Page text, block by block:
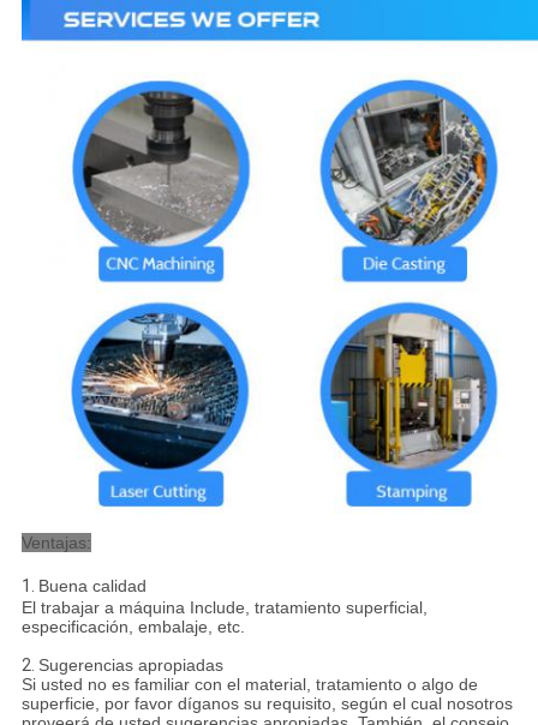
Ventajas:
1. Buena calidad
El trabajar a máquina Include, tratamiento superficial,
especificación, embalaje, etc.
2. Sugerencias apropiadas
Si usted no es familiar con el material, tratamiento o algo de
superficie, por favor díganos su requisito, según el cual nosotros